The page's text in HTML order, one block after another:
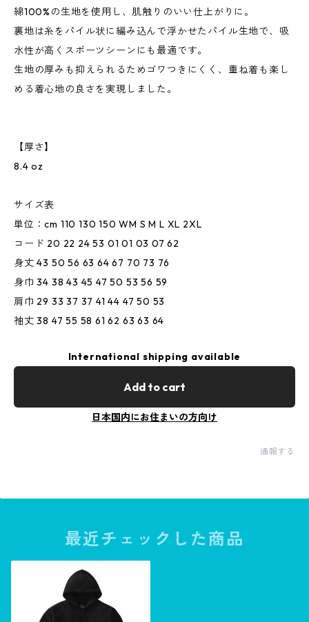
綿100%の生地を使用し、肌触りのいい仕上がりに。
裏地は糸をパイル状に編み込んで浮かせたパイル生地で、吸
水性が高くスポーツシーンにも最適です。
生地の厚みも抑えられるためゴワつきにくく、重ね着も楽し
める着心地の良さを実現しました。
【厚さ】
8.4 oz
サイズ表
単位：cm 110 130 150 WM S M L XL 2XL
コード 20 22 24 53 01 01 03 07 62
身丈 43 50 56 63 64 67 70 73 76
身巾 34 38 43 45 47 50 53 56 59
肩巾 29 33 37 37 41 44 47 50 53
袖丈 38 47 55 58 61 62 63 63 64
International shipping available
Add to cart
日本国内にお住まいの方向け
通報する
最近チェックした商品